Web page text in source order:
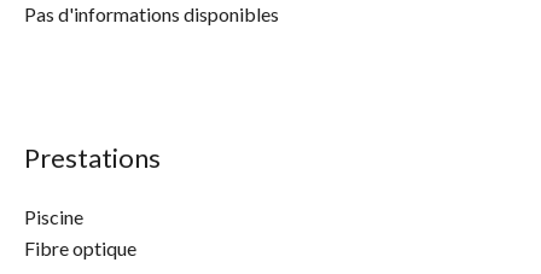
Pas d'informations disponibles
Prestations
Piscine
Fibre optique